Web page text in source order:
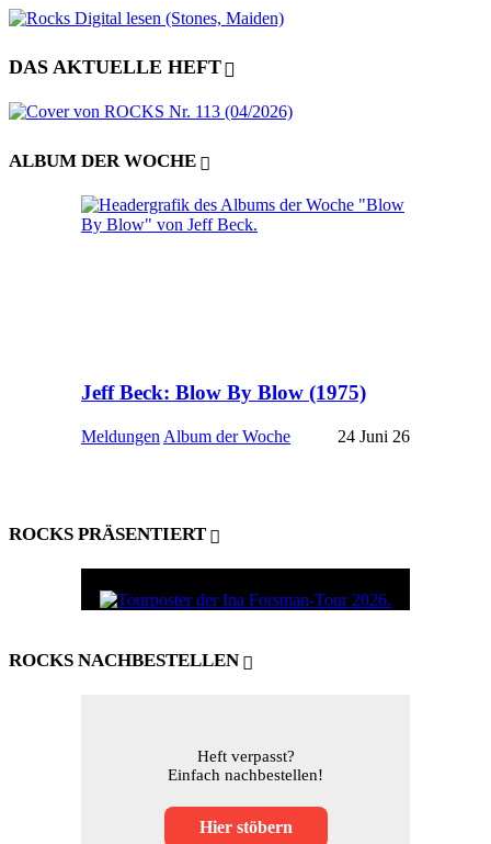
DAS AKTUELLE HEFT
ALBUM DER WOCHE
Jeff Beck: Blow By Blow (1975)
Meldungen Album der Woche 24 Juni 26
ROCKS PRÄSENTIERT
ROCKS NACHBESTELLEN
Heft verpasst?
Einfach nachbestellen!
Hier stöbern